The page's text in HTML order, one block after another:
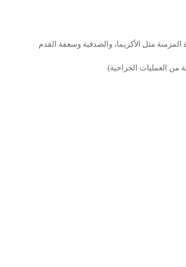
مثل الأكزيما، والصدفية وسعفة القدم
العمليات الجراحية)